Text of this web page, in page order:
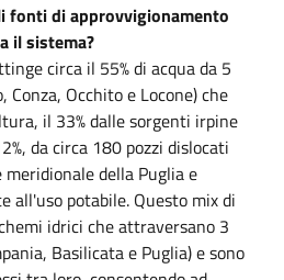
fonti di approvvigionamento
il sistema?
circa il 55% di acqua da 5
Occhito e Locone) che
il 33% dalle sorgenti irpine
da circa 180 pozzi dislocati
della Puglia e
all'uso potabile. Questo mix di
idrici che attraversano 3
Basilicata e Puglia) e sono